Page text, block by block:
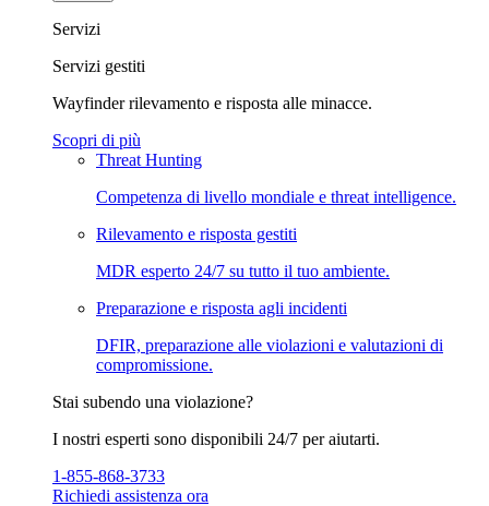
Servizi
Servizi gestiti
Wayfinder rilevamento e risposta alle minacce.
Scopri di più
Threat Hunting
Competenza di livello mondiale e threat intelligence.
Rilevamento e risposta gestiti
MDR esperto 24/7 su tutto il tuo ambiente.
Preparazione e risposta agli incidenti
DFIR, preparazione alle violazioni e valutazioni di
compromissione.
Stai subendo una violazione?
I nostri esperti sono disponibili 24/7 per aiutarti.
1-855-868-3733
Richiedi assistenza ora